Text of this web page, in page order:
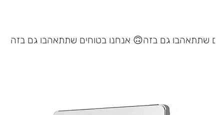
אנחנו בטוחים שתתאהבו גם בזה 🙃